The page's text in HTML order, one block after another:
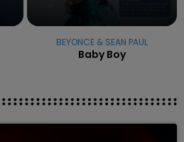
BEYONCE & SEAN PAUL
Baby Boy